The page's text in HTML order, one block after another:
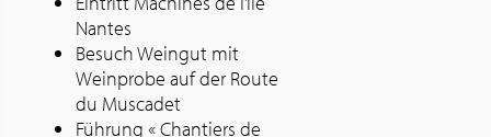
Nantes
Besuch Weingut mit
Weinprobe auf der Route
du Muscadet
Führung « Chantiers de